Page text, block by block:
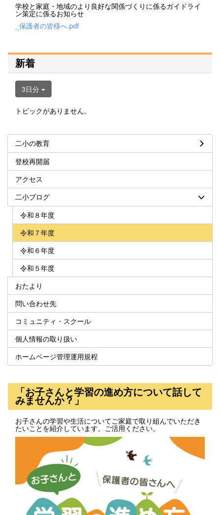
学校と家庭・地域のより良好な関係づくりに係るガイドライ
ン策定に係るお知らせ
_保護者の皆様へ.pdf
新着
3日分
トピックがありません。
二小の教育
登校再開届
アクセス
二小ブログ
令和８年度
令和７年度
令和６年度
令和５年度
おたより
問い合わせ先
コミュニティ・スクール
個人情報の取り扱い
ホームページ管理運用規程
「お子さんと学習の進め方について話して
みませんか？」
お子さんの学習や生活についてご家庭で取り組んでいただき
たいことを紹介しています。ご活用ください。